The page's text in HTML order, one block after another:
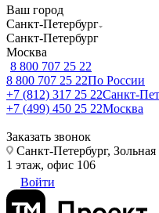
Ваш город
Санкт-Петербург
Санкт-Петербург
Москва
8 800 707 25 22
8 800 707 25 22По России
+7 (812) 317 25 22Санкт-
+7 (499) 450 25 22Москва
Заказать звонок
Санкт-Петербург,
1 этаж, офис 106
Войти